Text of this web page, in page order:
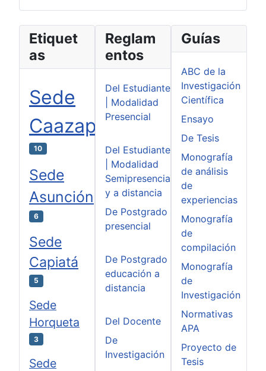
Etiquet
as
Sede
Caazapá
10
Sede
Asunción
6
Sede
Capiatá
5
Sede
Horqueta
3
Sede
Reglam
entos
Del Estudiante
| Modalidad
Presencial
Del Estudiante
| Modalidad
Semipresencial
y a distancia
De Postgrado
presencial
De Postgrado
educación a
distancia
Del Docente
De
Investigación
Guías
ABC de la
Investigación
Científica
Ensayo
De Tesis
Monografía
de análisis
de
experiencias
Monografía
de
compilación
Monografía
de
Investigación
Normativas
APA
Proyecto de
Tesis